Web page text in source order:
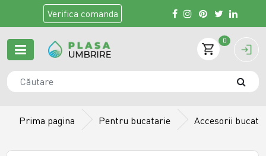
Verifica comanda
0
Prima pagina Pentru bucatarie Accesorii